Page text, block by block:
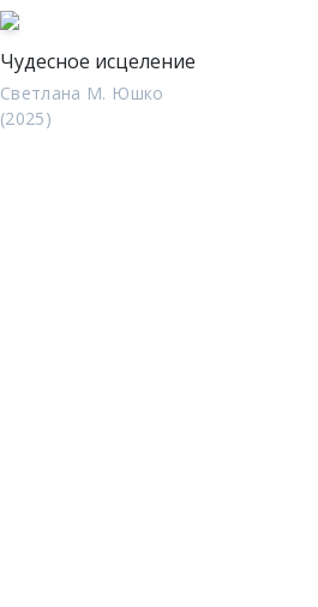
Чудесное исцеление
Светлана М. Юшко
(2025)